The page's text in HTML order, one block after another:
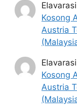
Baca Juga: 5
Kosong
Austria
Kosong
Austria